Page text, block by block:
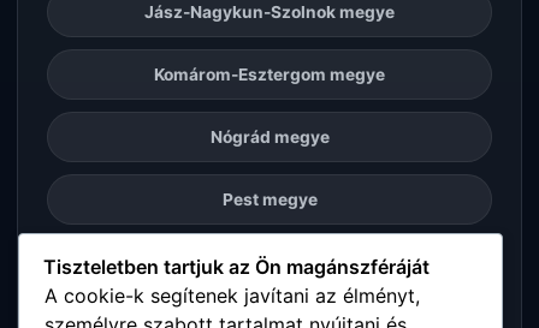
Jász-Nagykun-Szolnok megye
Komárom-Esztergom megye
Nógrád megye
Pest megye
Somogy megye
Tiszteletben tartjuk az Ön magánszféráját
A cookie-k segítenek javítani az élményt,